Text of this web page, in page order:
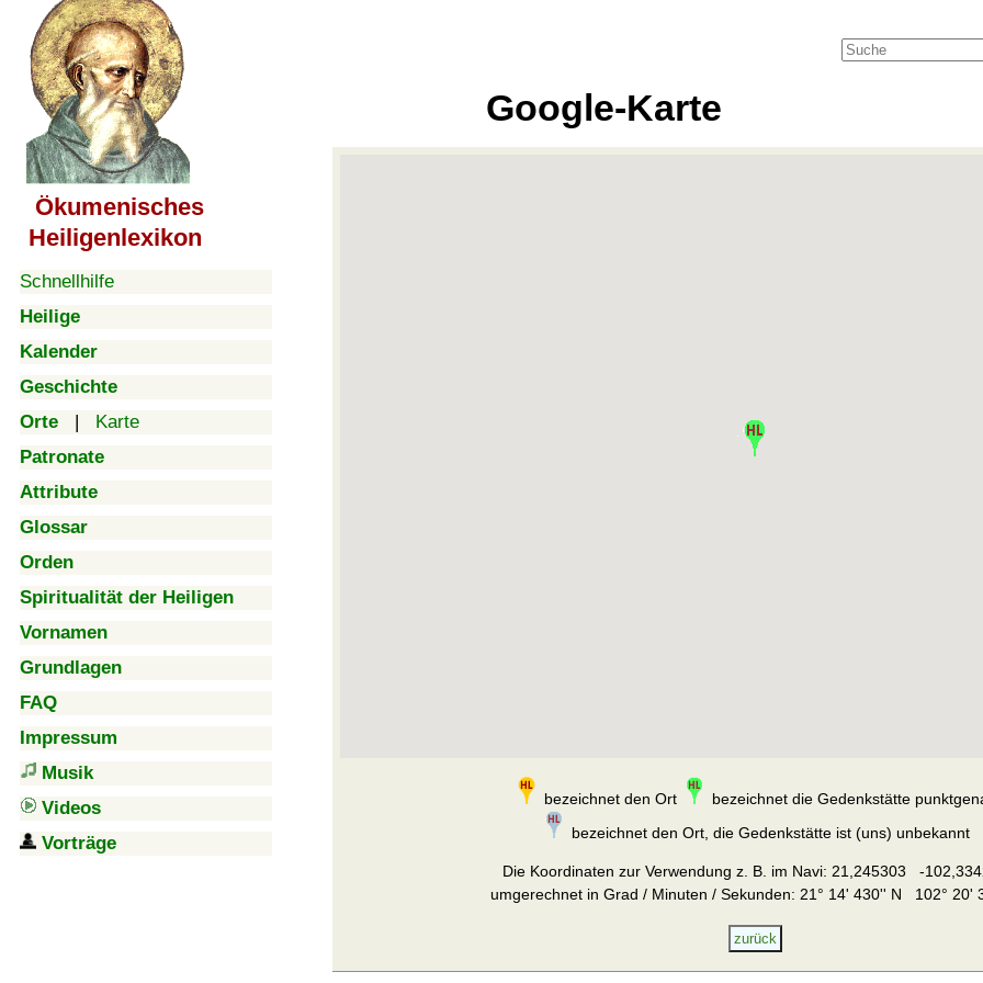
Ökumenisches
Heiligenlexikon
Schnellhilfe
Heilige
Kalender
Geschichte
Orte | Karte
Patronate
Attribute
Glossar
Orden
Spiritualität der Heiligen
Vornamen
Grundlagen
FAQ
Impressum
Musik
Videos
Vorträge
Google-Karte
bezeichnet den Ort
bezeichnet die Gedenkstätte
bezeichnet den Ort, die Gedenkstätte ist (uns) unbekannt
Die Koordinaten zur Verwendung z. B. im Navi: 21,245303 -
umgerechnet in Grad / Minuten / Sekunden: 21° 14' 430'' N 102° 20'